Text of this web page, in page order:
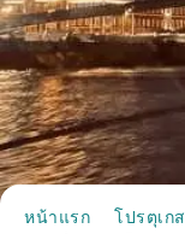
หน้าแรก โปรตุเกส